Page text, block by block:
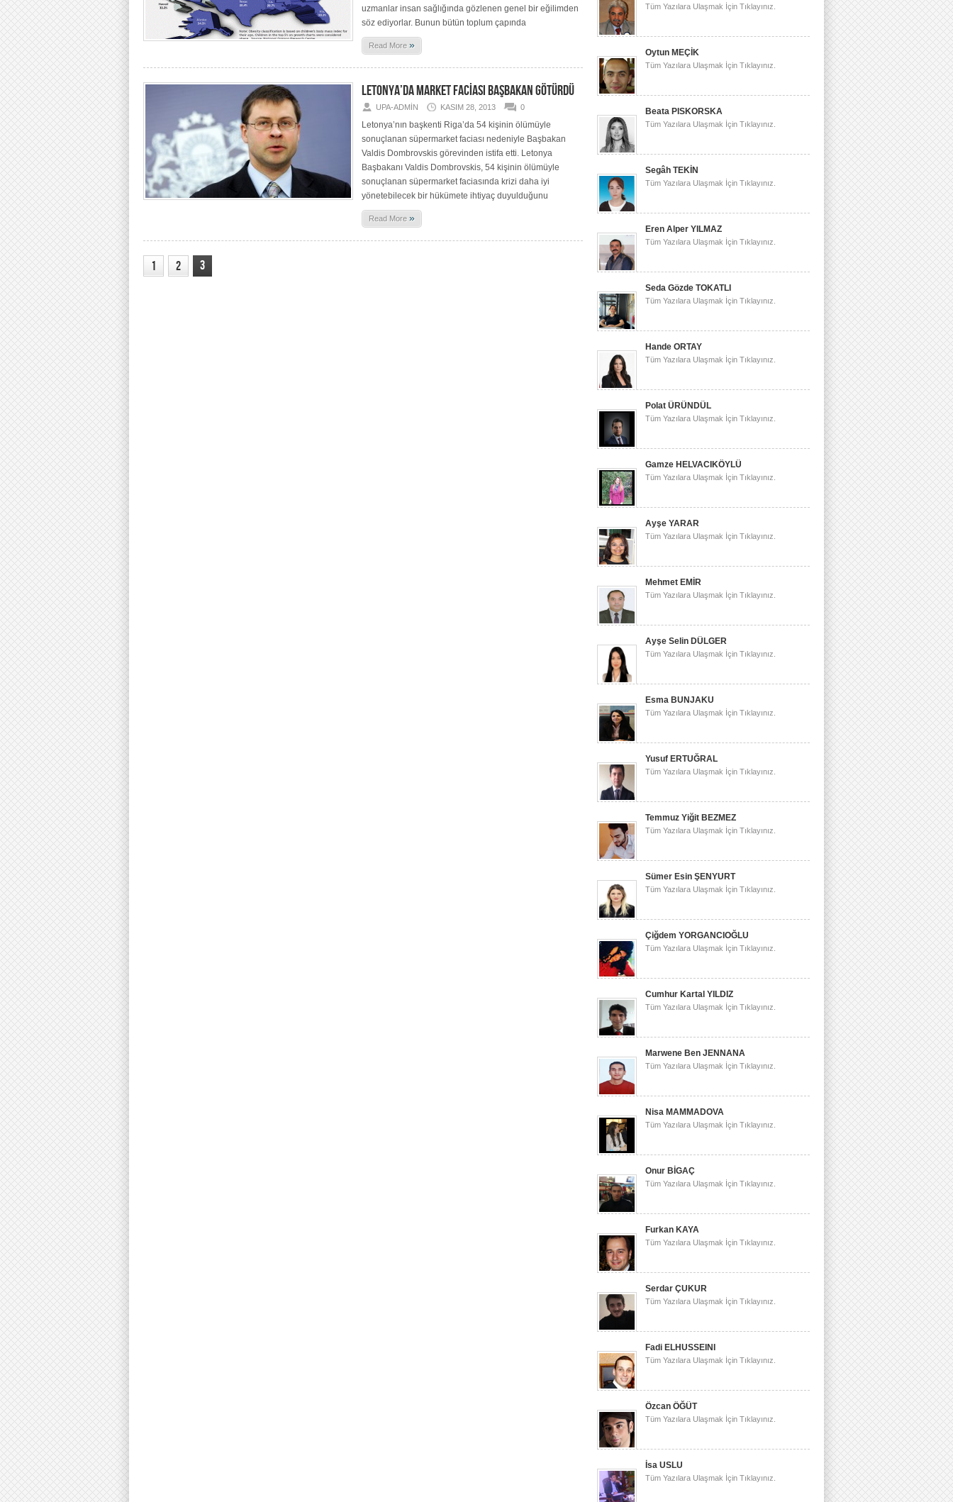
uzmanlar insan sağlığında gözlenen genel bir eğilimden
söz ediyorlar. Bunun bütün toplum çapında
Read More »
LETONYA’DA MARKET FACİASI BAŞBAKAN GÖTÜRDÜ
UPA-ADMIN KASIM 28, 2013 0
Letonya’nın başkenti Riga’da 54 kişinin ölümüyle
sonuçlanan süpermarket faciası nedeniyle Başbakan
Valdis Dombrovskis görevinden istifa etti. Letonya
Başbakanı Valdis Dombrovskis, 54 kişinin ölümüyle
sonuçlanan süpermarket faciasında krizi daha iyi
yönetebilecek bir hükümete ihtiyaç duyulduğunu
Read More »
1 2 3
Tüm Yazılara Ulaşmak İçin Tıklayınız.
Oytun MEÇİK
Tüm Yazılara Ulaşmak İçin Tıklayınız.
Beata PISKORSKA
Tüm Yazılara Ulaşmak İçin Tıklayınız.
Segâh TEKİN
Tüm Yazılara Ulaşmak İçin Tıklayınız.
Eren Alper YILMAZ
Tüm Yazılara Ulaşmak İçin Tıklayınız.
Seda Gözde TOKATLI
Tüm Yazılara Ulaşmak İçin Tıklayınız.
Hande ORTAY
Tüm Yazılara Ulaşmak İçin Tıklayınız.
Polat ÜRÜNDÜL
Tüm Yazılara Ulaşmak İçin Tıklayınız.
Gamze HELVACIKÖYLÜ
Tüm Yazılara Ulaşmak İçin Tıklayınız.
Ayşe YARAR
Tüm Yazılara Ulaşmak İçin Tıklayınız.
Mehmet EMİR
Tüm Yazılara Ulaşmak İçin Tıklayınız.
Ayşe Selin DÜLGER
Tüm Yazılara Ulaşmak İçin Tıklayınız.
Esma BUNJAKU
Tüm Yazılara Ulaşmak İçin Tıklayınız.
Yusuf ERTUĞRAL
Tüm Yazılara Ulaşmak İçin Tıklayınız.
Temmuz Yiğit BEZMEZ
Tüm Yazılara Ulaşmak İçin Tıklayınız.
Sümer Esin ŞENYURT
Tüm Yazılara Ulaşmak İçin Tıklayınız.
Çiğdem YORGANCIOĞLU
Tüm Yazılara Ulaşmak İçin Tıklayınız.
Cumhur Kartal YILDIZ
Tüm Yazılara Ulaşmak İçin Tıklayınız.
Marwene Ben JENNANA
Tüm Yazılara Ulaşmak İçin Tıklayınız.
Nisa MAMMADOVA
Tüm Yazılara Ulaşmak İçin Tıklayınız.
Onur BİGAÇ
Tüm Yazılara Ulaşmak İçin Tıklayınız.
Furkan KAYA
Tüm Yazılara Ulaşmak İçin Tıklayınız.
Serdar ÇUKUR
Tüm Yazılara Ulaşmak İçin Tıklayınız.
Fadi ELHUSSEINI
Tüm Yazılara Ulaşmak İçin Tıklayınız.
Özcan ÖĞÜT
Tüm Yazılara Ulaşmak İçin Tıklayınız.
İsa USLU
Tüm Yazılara Ulaşmak İçin Tıklayınız.